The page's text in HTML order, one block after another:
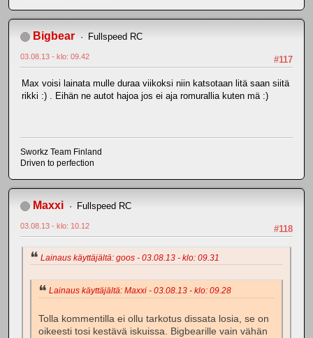
Bigbear Fullspeed RC
#117
03.08.13 - klo: 09.42
Max voisi lainata mulle duraa viikoksi niin katsotaan litä saan siitä
rikki :) . Eihän ne autot hajoa jos ei aja romurallia kuten mä :)
Sworkz Team Finland
Driven to perfection
Maxxi Fullspeed RC
#118
03.08.13 - klo: 10.12
Lainaus käyttäjältä: goos - 03.08.13 - klo: 09.31
Lainaus käyttäjältä: Maxxi - 03.08.13 - klo: 09.28
Tolla kommentilla ei ollu tarkotus dissata losia, se on
oikeesti tosi kestävä iskuissa. Bigbearille vain vähän